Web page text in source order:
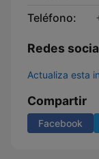
Teléfono:
Redes
Actualiza esta
Compartir
Facebook